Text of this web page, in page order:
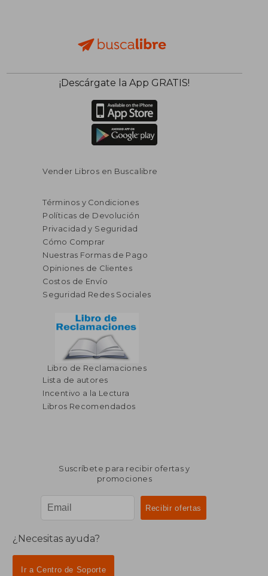
¡Descárgate la App GRATIS!
Vender Libros en Buscalibre
Términos y Condiciones
Políticas de Devolución
Privacidad y Seguridad
Cómo Comprar
Nuestras Formas de Pago
Opiniones de Clientes
Costos de Envío
Seguridad Redes Sociales
Libro de Reclamaciones
Lista de autores
Incentivo a la Lectura
Libros Recomendados
Suscríbete para recibir ofertas y
promociones
¿Necesitas ayuda?
Ir a Centro de Soporte